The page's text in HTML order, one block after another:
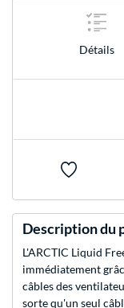
Détails
Description du
L'ARCTIC Liquid
immédiatement
câbles des
sorte qu'un seul